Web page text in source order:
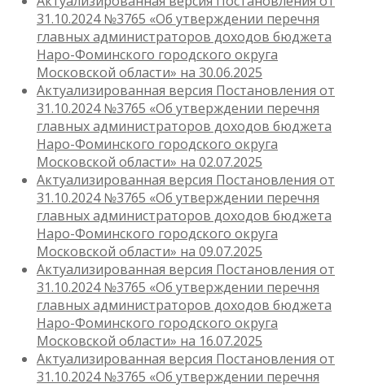
31.10.2024 №3765 «Об утверждении перечня
главных администраторов доходов бюджета
Наро-Фоминского городского округа
Московской области» на 30.06.2025
Актуализированная версия Постановления от
31.10.2024 №3765 «Об утверждении перечня
главных администраторов доходов бюджета
Наро-Фоминского городского округа
Московской области» на 02.07.2025
Актуализированная версия Постановления от
31.10.2024 №3765 «Об утверждении перечня
главных администраторов доходов бюджета
Наро-Фоминского городского округа
Московской области» на 09.07.2025
Актуализированная версия Постановления от
31.10.2024 №3765 «Об утверждении перечня
главных администраторов доходов бюджета
Наро-Фоминского городского округа
Московской области» на 16.07.2025
Актуализированная версия Постановления от
31.10.2024 №3765 «Об утверждении перечня